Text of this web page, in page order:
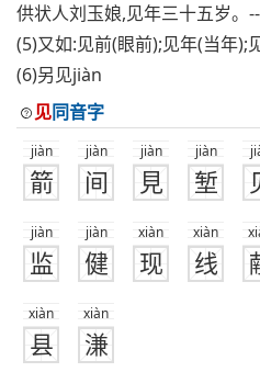
供状人刘玉娘,见年三十五岁。
(5)又如:见前(眼前);见年(当年);
(6)另见jiàn
见同音字
jiàn
箭
jiàn
间
jiàn
見
jiàn
堑
jiàn
监
jiàn
健
xiàn
现
xiàn
线
xiàn
县
xiàn
溓